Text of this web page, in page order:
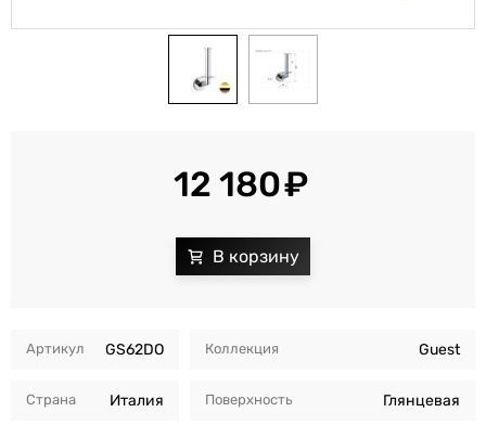
Артикул GS62DO
Страна Италия
Коллекция Guest
Поверхность Глянцевая
12 180